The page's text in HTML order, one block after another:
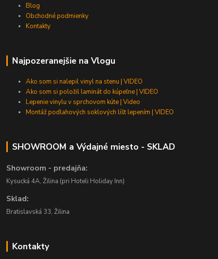
Blog
Obchodné podmienky
Kontakty
Najpozeranejšie na Vlogu
Ako som si nalepil vinyl na stenu | VIDEO
Ako som si položil laminát do kúpeľne | VIDEO
Lepenie vinylu v sprchovom kúte | Video
Montáž podlahových soklových líšt lepením | VIDEO
SHOWROOM a Výdajné miesto - SKLAD
Showroom - predajňa:
Kysucká 4A, Žilina (pri Hoteli Holiday Inn)
Sklad:
Bratislavská 33, Žilina
Kontakty